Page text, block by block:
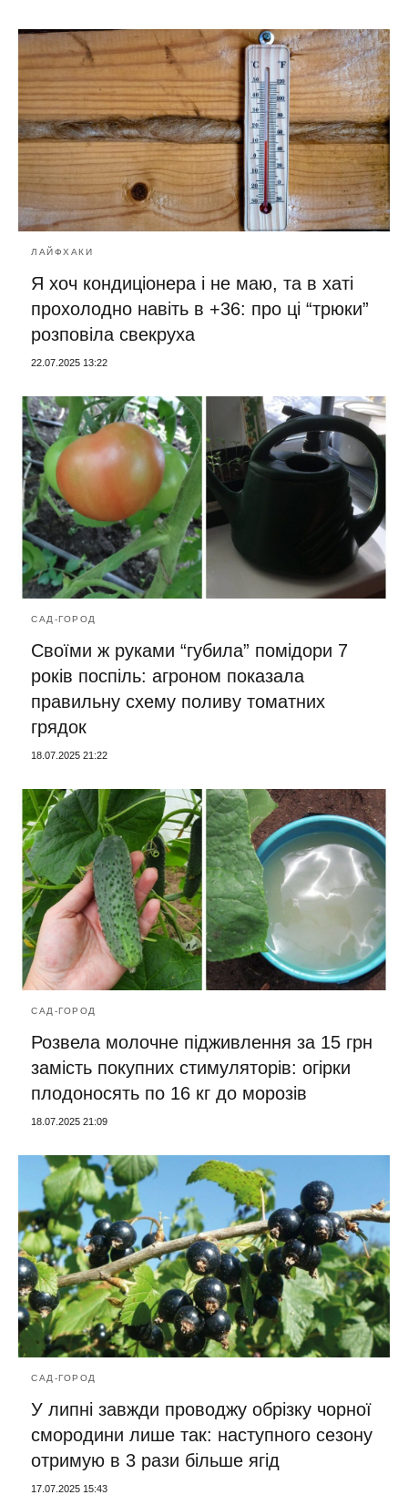
ЛАЙФХАКИ
Я хоч кондиціонера і не маю, та в хаті
прохолодно навіть в +36: про ці “трюки”
розповіла свекруха
22.07.2025 13:22
САД-ГОРОД
Своїми ж руками “губила” помідори 7
років поспіль: агроном показала
правильну схему поливу томатних
грядок
18.07.2025 21:22
САД-ГОРОД
Розвела молочне підживлення за 15 грн
замість покупних стимуляторів: огірки
плодоносять по 16 кг до морозів
18.07.2025 21:09
САД-ГОРОД
У липні завжди проводжу обрізку чорної
смородини лише так: наступного сезону
отримую в 3 рази більше ягід
17.07.2025 15:43